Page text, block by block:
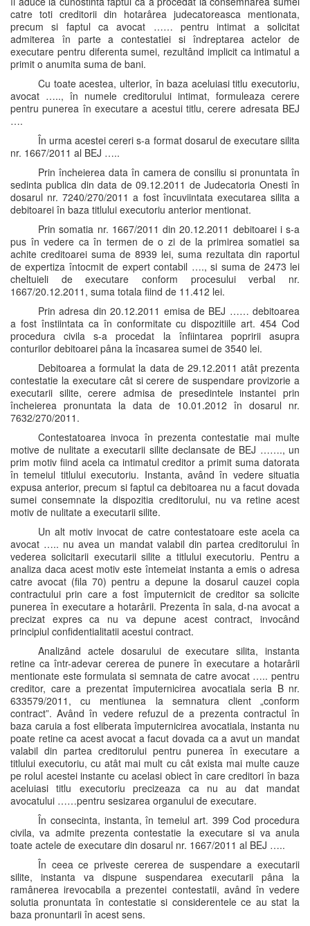
catre toti creditorii din hotarârea judecatoreasca mentionata,
precum si faptul ca avocat …… pentru intimat a solicitat
admiterea în parte a contestatiei si îndreptarea actelor de
executare pentru diferenta sumei, rezultând implicit ca intimatul a
primit o anumita suma de bani.
Cu toate acestea, ulterior, în baza aceluiasi titlu executoriu,
avocat ….., în numele creditorului intimat, formuleaza cerere
pentru punerea în executare a acestui titlu, cerere adresata BEJ
….
În urma acestei cereri s-a format dosarul de executare silita
nr. 1667/2011 al BEJ …..
Prin încheierea data în camera de consiliu si pronuntata în
sedinta publica din data de 09.12.2011 de Judecatoria Onesti în
dosarul nr. 7240/270/2011 a fost încuviintata executarea silita a
debitoarei în baza titlului executoriu anterior mentionat.
Prin somatia nr. 1667/2011 din 20.12.2011 debitoarei i s-a
pus în vedere ca în termen de o zi de la primirea somatiei sa
achite creditoarei suma de 8939 lei, suma rezultata din raportul
de expertiza întocmit de expert contabil …., si suma de 2473 lei
cheltuieli de executare conform procesului verbal nr.
1667/20.12.2011, suma totala fiind de 11.412 lei.
Prin adresa din 20.12.2011 emisa de BEJ …… debitoarea
a fost înstiintata ca în conformitate cu dispozitiile art. 454 Cod
procedura civila s-a procedat la înfiintarea popririi asupra
conturilor debitoarei pâna la încasarea sumei de 3540 lei.
Debitoarea a formulat la data de 29.12.2011 atât prezenta
contestatie la executare cât si cerere de suspendare provizorie a
executarii silite, cerere admisa de presedintele instantei prin
încheierea pronuntata la data de 10.01.2012 în dosarul nr.
7632/270/2011.
Contestatoarea invoca în prezenta contestatie mai multe
motive de nulitate a executarii silite declansate de BEJ ……., un
prim motiv fiind acela ca intimatul creditor a primit suma datorata
în temeiul titlului executoriu. Instanta, având în vedere situatia
expusa anterior, precum si faptul ca debitoarea nu a facut dovada
sumei consemnate la dispozitia creditorului, nu va retine acest
motiv de nulitate a executarii silite.
Un alt motiv invocat de catre contestatoare este acela ca
avocat ….. nu avea un mandat valabil din partea creditorului în
vederea solicitarii executarii silite a titlului executoriu. Pentru a
analiza daca acest motiv este întemeiat instanta a emis o adresa
catre avocat (fila 70) pentru a depune la dosarul cauzei copia
contractului prin care a fost împuternicit de creditor sa solicite
punerea în executare a hotarârii. Prezenta în sala, d-na avocat a
precizat expres ca nu va depune acest contract, invocând
principiul confidentialitatii acestui contract.
Analizând actele dosarului de executare silita, instanta
retine ca într-adevar cererea de punere în executare a hotarârii
mentionate este formulata si semnata de catre avocat ….. pentru
creditor, care a prezentat împuternicirea avocatiala seria B nr.
633579/2011, cu mentiunea la semnatura client „conform
contract”. Având în vedere refuzul de a prezenta contractul în
baza caruia a fost eliberata împuternicirea avocatiala, instanta nu
poate retine ca acest avocat a facut dovada ca a avut un mandat
valabil din partea creditorului pentru punerea în executare a
titlului executoriu, cu atât mai mult cu cât exista mai multe cauze
pe rolul acestei instante cu acelasi obiect în care creditori în baza
aceluiasi titlu executoriu precizeaza ca nu au dat mandat
avocatului ……pentru sesizarea organului de executare.
În consecinta, instanta, în temeiul art. 399 Cod procedura
civila, va admite prezenta contestatie la executare si va anula
toate actele de executare din dosarul nr. 1667/2011 al BEJ …..
În ceea ce priveste cererea de suspendare a executarii
silite, instanta va dispune suspendarea executarii pâna la
ramânerea irevocabila a prezentei contestatii, având în vedere
solutia pronuntata în contestatie si considerentele ce au stat la
baza pronuntarii în acest sens.